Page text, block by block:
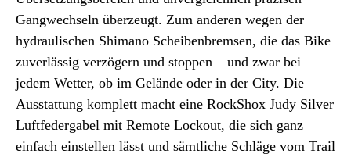
Gangwechseln überzeugt. Zum anderen wegen der
hydraulischen Shimano Scheibenbremsen, die das Bike
zuverlässig verzögern und stoppen – und zwar bei
jedem Wetter, ob im Gelände oder in der City. Die
Ausstattung komplett macht eine RockShox Judy Silver
Luftfedergabel mit Remote Lockout, die sich ganz
einfach einstellen lässt und sämtliche Schläge vom Trail